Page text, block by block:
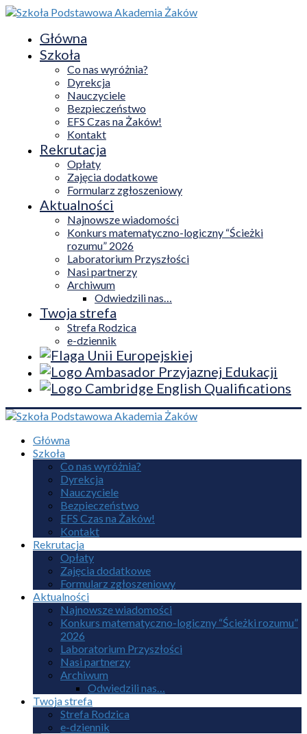
Główna
Szkoła
Co nas wyróżnia?
Dyrekcja
Nauczyciele
Bezpieczeństwo
EFS Czas na Żaków!
Kontakt
Rekrutacja
Opłaty
Zajęcia dodatkowe
Formularz zgłoszeniowy
Aktualności
Najnowsze wiadomości
Konkurs matematyczno-logiczny “Ścieżki
rozumu” 2026
Laboratorium Przyszłości
Nasi partnerzy
Archiwum
Odwiedzili nas…
Twoja strefa
Strefa Rodzica
e-dziennik
Główna
Szkoła
Co nas wyróżnia?
Dyrekcja
Nauczyciele
Bezpieczeństwo
EFS Czas na Żaków!
Kontakt
Rekrutacja
Opłaty
Zajęcia dodatkowe
Formularz zgłoszeniowy
Aktualności
Najnowsze wiadomości
Konkurs matematyczno-logiczny “Ścieżki rozumu”
2026
Laboratorium Przyszłości
Nasi partnerzy
Archiwum
Odwiedzili nas…
Twoja strefa
Strefa Rodzica
e-dziennik